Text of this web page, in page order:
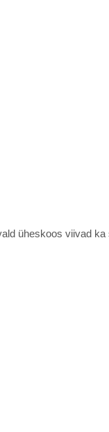
üheskoos viivad